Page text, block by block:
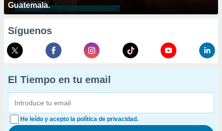
Guatemala.
Síguenos
El Tiempo en tu email
He leído y acepto la política de privacidad.